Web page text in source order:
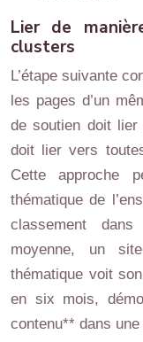
Lier de
clusters
L’étape suivante
les pages d’un
de soutien doit
doit lier vers
Cette approche
thématique de
classement
moyenne, un
thématique voit
en six mois,
contenu** dans